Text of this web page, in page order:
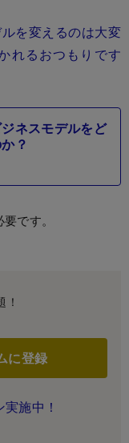
を変えるのは大変
れるおつもりです
ネスモデルをど
？
です。
に登録
施中！